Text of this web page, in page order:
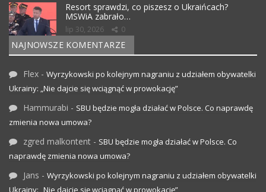
Resort sprawdzi, co piszesz o Ukraińcach?
MSWiA zabrało…
lip 30, 2026 0
NAJNOWSZE KOMENTARZE
Flex - Wyrzykowski po kolejnym nagraniu z udziałem obywatelki
Ukrainy: „Nie dajcie się wciągnąć w prowokację”
Hammurabi - SBU będzie mogła działać w Polsce. Co naprawdę
zmienia nowa umowa?
zgred malkontent - SBU będzie mogła działać w Polsce. Co
naprawdę zmienia nowa umowa?
Jans - Wyrzykowski po kolejnym nagraniu z udziałem obywatelki
Ukrainy: „Nie dajcie się wciągnąć w prowokację”